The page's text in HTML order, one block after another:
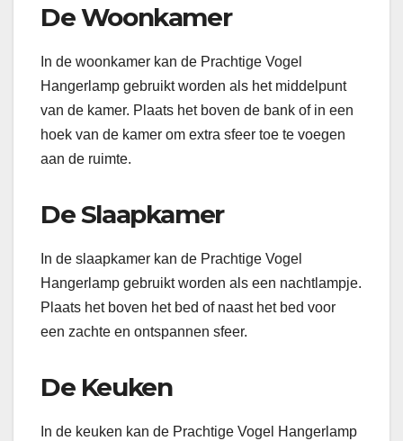
De Woonkamer
In de woonkamer kan de Prachtige Vogel
Hangerlamp gebruikt worden als het middelpunt
van de kamer. Plaats het boven de bank of in een
hoek van de kamer om extra sfeer toe te voegen
aan de ruimte.
De Slaapkamer
In de slaapkamer kan de Prachtige Vogel
Hangerlamp gebruikt worden als een nachtlampje.
Plaats het boven het bed of naast het bed voor
een zachte en ontspannen sfeer.
De Keuken
In de keuken kan de Prachtige Vogel Hangerlamp